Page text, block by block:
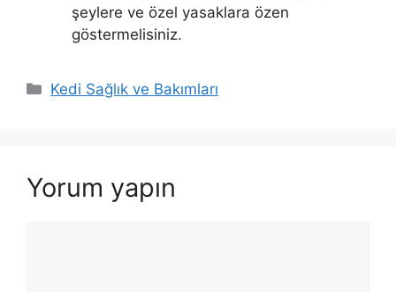
şeylere ve özel yasaklara özen
göstermelisiniz.
Kategoriler
Kedi Sağlık ve Bakımları
Yorum yapın